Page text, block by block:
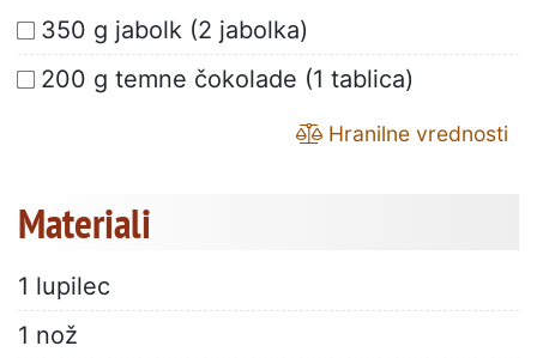
350 g jabolk (2 jabolka)
200 g temne čokolade (1 tablica)
Hranilne vrednosti
Materiali
1 lupilec
1 nož